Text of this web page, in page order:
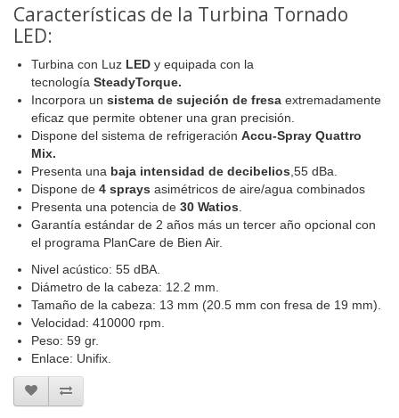
Características de la Turbina Tornado
LED:
Turbina con Luz LED y equipada con la
tecnología SteadyTorque.
Incorpora un sistema de sujeción de fresa extremadamente
eficaz que permite obtener una gran precisión.
Dispone del sistema de refrigeración Accu-Spray Quattro
Mix.
Presenta una baja intensidad de decibelios ,55 dBa.
Dispone de 4 sprays asimétricos de aire/agua combinados
Presenta una potencia de 30 Watios
Garantía estándar de 2 años más un tercer año opcional con
el programa PlanCare de Bien Air.
Nivel acústico: 55 dBA.
Diámetro de la cabeza: 12.2 mm.
Tamaño de la cabeza: 13 mm (20.5 mm con fresa de 19 mm).
Velocidad: 410000 rpm.
Peso: 59 gr.
Enlace: Unifix.